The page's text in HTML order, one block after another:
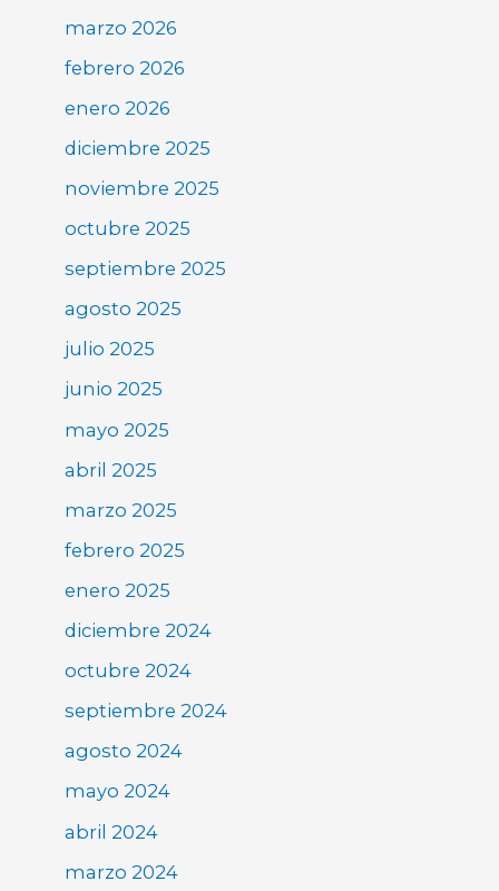
marzo 2026
febrero 2026
enero 2026
diciembre 2025
noviembre 2025
octubre 2025
septiembre 2025
agosto 2025
julio 2025
junio 2025
mayo 2025
abril 2025
marzo 2025
febrero 2025
enero 2025
diciembre 2024
octubre 2024
septiembre 2024
agosto 2024
mayo 2024
abril 2024
marzo 2024